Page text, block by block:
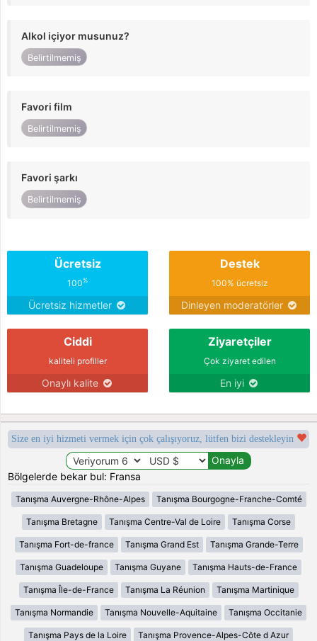
Alkol içiyor musunuz?
Belirtilmemiş
Favori film
Belirtilmemiş
Favori şarkı
Belirtilmemiş
Ücretsiz
100%
Ücretsiz hizmetler
Destek
100% ücretsiz
Dinleyen moderatörler
Ciddi
kaliteli profiller
Onaylı kalite
Ziyaretçiler
Çok ziyaret edilen
En iyi
Size en iyi hizmeti vermek için çok çalışıyoruz, lütfen bizi destekleyin
Bölgelerde bekar bul: Fransa
Tanışma Auvergne-Rhône-Alpes Tanışma Bourgogne-Franche-Comté
Tanışma Bretagne Tanışma Centre-Val de Loire Tanışma Corse
Tanışma Fort-de-france Tanışma Grand Est Tanışma Grande-Terre
Tanışma Guadeloupe Tanışma Guyane Tanışma Hauts-de-France
Tanışma Île-de-France Tanışma La Réunion Tanışma Martinique
Tanışma Normandie Tanışma Nouvelle-Aquitaine Tanışma Occitanie
Tanışma Pays de la Loire Tanışma Provence-Alpes-Côte d Azur